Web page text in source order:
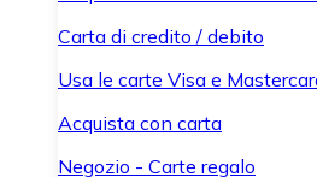
Carta di credito / debito
Usa le carte Visa e
Acquista con carta
Negozio - Carte regalo